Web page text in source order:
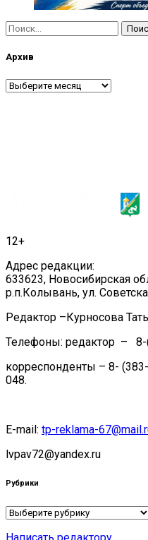
Найти:
Архив
Архив
12+
Адрес редакции:
633623, Новосибирская
р.п.Колывань, ул.
Редактор –Курносова
Телефоны: редактор – 8-
корреспонденты – 8-
048.
E-mail: tp-reklama-
lvpav72@yandex.ru
Рубрики
Рубрики
Написать редактору